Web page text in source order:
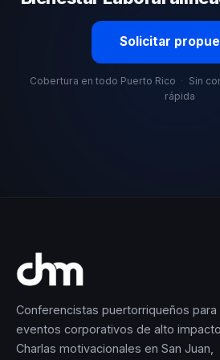
Solicitar
Cobertura en todo Puerto Rico · Sin
rápida
Conferencistas puertorriqueños para
eventos corporativos de alto
Charlas motivacionales en San Juan,